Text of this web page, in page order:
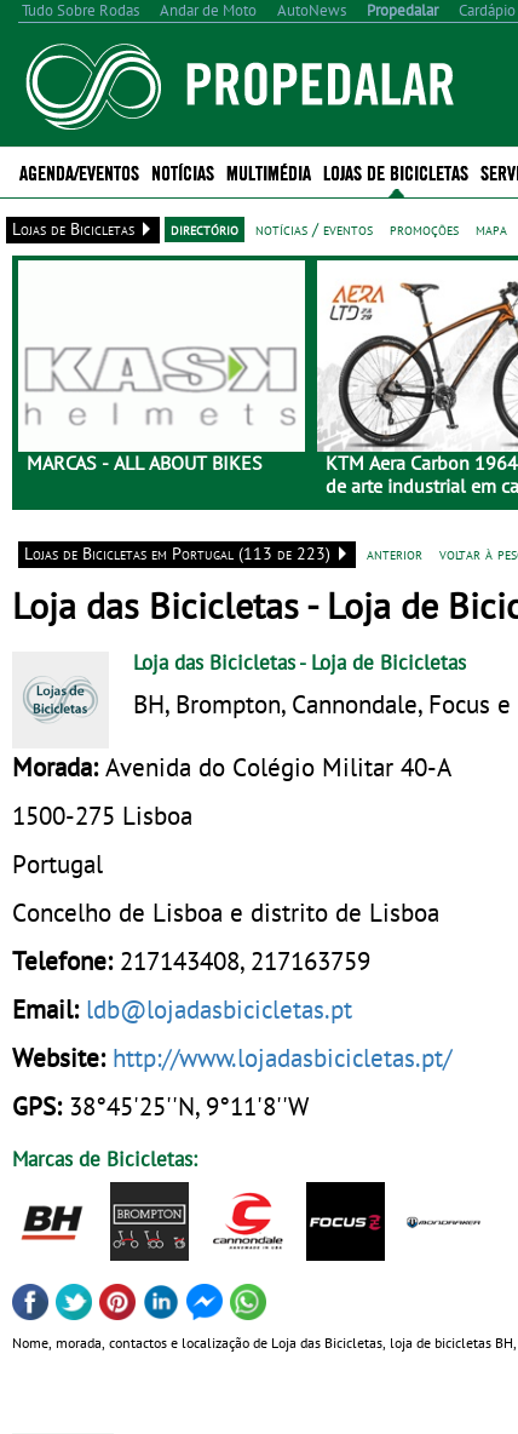
Tudo Sobre Rodas Andar de Moto AutoNews Propedalar Cardápio
AGENDA/EVENTOS NOTÍCIAS MULTIMÉDIA LOJAS DE BICICLETAS
Lojas de Bicicletas directório notícias / eventos promoções mapa
MARCAS - ALL ABOUT BIKES
KTM Aera Carbon
de arte industrial em
Lojas de Bicicletas em Portugal (113 de 223) anterior voltar à
Loja das Bicicletas - Loja de
Loja das Bicicletas- Loja de Bicicletas
BH, Brompton, Cannondale, Focus
Morada: Avenida do Colégio Militar 40-A
1500-275 Lisboa
Portugal
Concelho de Lisboa e distrito de Lisboa
Telefone: 217143408, 217163759
Email: ldb@lojadasbicicletas.pt
Website: http://www.lojadasbicicletas.pt/
GPS:38°45'25''N, 9°11'8''W
Marcas de Bicicletas:
Nome, morada, contactos e localização de Loja das Bicicletas, loja de bicicletas